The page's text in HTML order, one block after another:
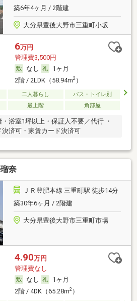
築6年4ヶ月 / 2階建
大分県豊後大野市三重町小坂
6万円
管理費3,500円
なし
1ヶ月
2階 / 2LDK（58.94m2）
二人暮らし
バス・トイレ別
最上階 角部屋
浴室1坪以上・保証人不要／代行 ・
済可・家賃カード決済可
奈
ＪＲ豊肥本線 三重町駅 徒歩14分
築30年6ヶ月 / 2階建
大分県豊後大野市三重町市場
4.90万円
管理費なし
なし
1ヶ月
2階 / 4DK（65.28m2）